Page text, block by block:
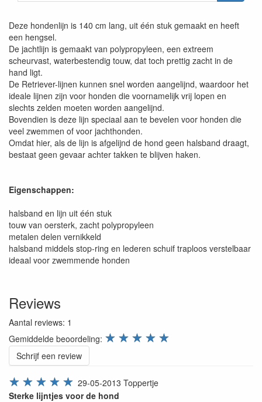
Deze hondenlijn is 140 cm lang, uit één stuk gemaakt en heeft
een hengsel.
De jachtlijn is gemaakt van polypropyleen, een extreem
scheurvast, waterbestendig touw, dat toch prettig zacht in de
hand ligt.
De Retriever-lijnen kunnen snel worden aangelijnd, waardoor het
ideale lijnen zijn voor honden die voornamelijk vrij lopen en
slechts zelden moeten worden aangelijnd.
Bovendien is deze lijn speciaal aan te bevelen voor honden die
veel zwemmen of voor jachthonden.
Omdat hier, als de lijn is afgelijnd de hond geen halsband draagt,
bestaat geen gevaar achter takken te blijven haken.
Eigenschappen:
halsband en lijn uit één stuk
touw van oersterk, zacht polypropyleen
metalen delen vernikkeld
halsband middels stop-ring en lederen schuif traploos verstelbaar
ideaal voor zwemmende honden
Reviews
Aantal reviews: 1
Gemiddelde beoordeling: review.stars ☆
☆
☆
☆
☆
Schrijf een review
☆
☆
☆
☆
☆ 29-05-2013 Toppertje
Sterke lijntjes voor de hond